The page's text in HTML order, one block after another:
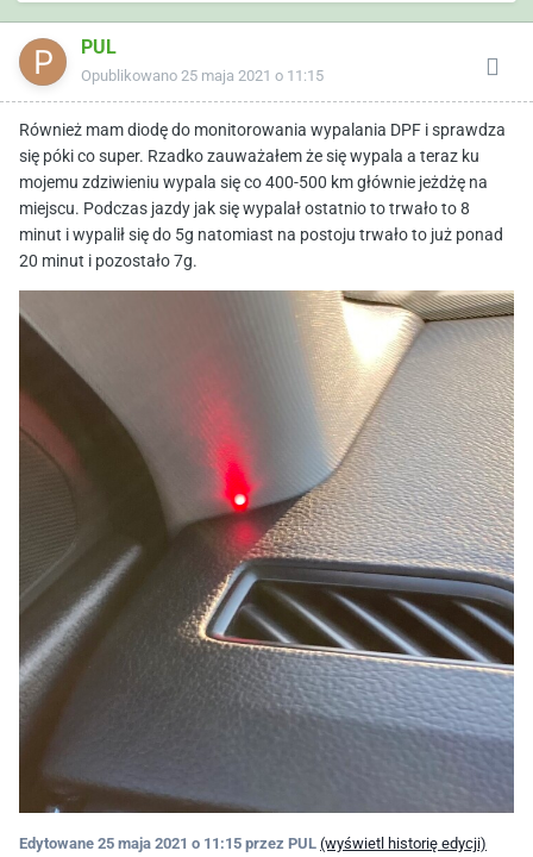
PUL
Opublikowano 25 maja 2021 o 11:15
Również mam diodę do monitorowania wypalania DPF i sprawdza
się póki co super. Rzadko zauważałem że się wypala a teraz ku
mojemu zdziwieniu wypala się co 400-500 km głównie jeżdżę na
miejscu. Podczas jazdy jak się wypalał ostatnio to trwało to 8
minut i wypalił się do 5g natomiast na postoju trwało to już ponad
20 minut i pozostało 7g.
Edytowane 25 maja 2021 o 11:15 przez PUL (wyświetl historię edycji)